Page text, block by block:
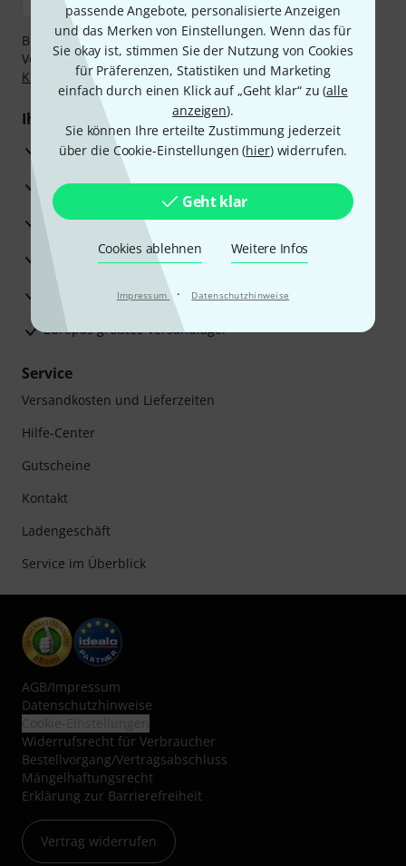
passende Angebote, personalisierte Anzeigen
und das Merken von Einstellungen. Wenn das für
Sie okay ist, stimmen Sie der Nutzung von Cookies
für Präferenzen, Statistiken und Marketing
einfach durch einen Klick auf „Geht klar“ zu (alle
anzeigen).
Sie können Ihre erteilte Zustimmung jederzeit
über die Cookie-Einstellungen (hier) widerrufen.
Geht klar
Cookies ablehnen Weitere Infos
Impressum · Datenschutzhinweise
Bezahlen Sie vertraulich und sicher per Nachnahme,
Vorkasse, PayPal, Amazon Pay,Klarna Sofort bezahlen,
Klarna Ratenzahlungoder Kreditkarte.
Ihre Vorteile
3 Jahre Thomann Garantie
30 Tage Money-Back-Garantie
Reparaturservice
Beratung durch Fachexperten
Zufriedenheitsgarantie
Europas größtes Versandlager
Service
Versandkosten und Lieferzeiten
Hilfe-Center
Gutscheine
Kontakt
Ladengeschäft
Service im Überblick
AGB/Impressum
Datenschutzhinweise
Widerrufsrecht für Verbraucher
Bestellvorgang/Vertragsabschluss
Mängelhaftungsrecht
Erklärung zur Barrierefreiheit
Vertrag widerrufen